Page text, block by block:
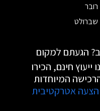
רובר
שברולט
הגעתם למקום
חינם, הכירו
המיוחדות
הצעה אטרקטיבית